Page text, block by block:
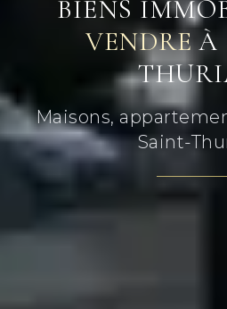
BIENS
VENDRE À
Maisons,
Saint-